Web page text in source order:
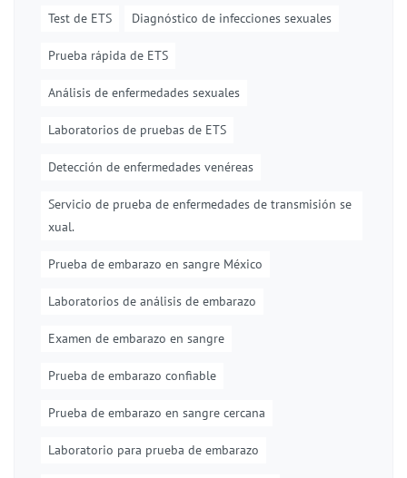
Test de ETS Diagnóstico de infecciones sexuales
Prueba rápida de ETS
Análisis de enfermedades sexuales
Laboratorios de pruebas de ETS
Detección de enfermedades venéreas
Servicio de prueba de enfermedades de transmisión se
xual.
Prueba de embarazo en sangre México
Laboratorios de análisis de embarazo
Examen de embarazo en sangre
Prueba de embarazo confiable
Prueba de embarazo en sangre cercana
Laboratorio para prueba de embarazo